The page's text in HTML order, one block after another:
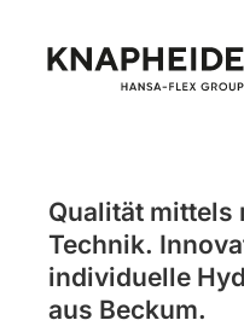
Qualität mittels
Technik.
individuelle
aus Beckum.